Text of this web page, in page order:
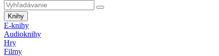
Knihy
E-knihy
Audioknihy
Hry
Filmy